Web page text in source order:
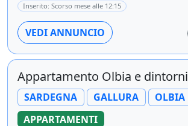
Inserito: Scorso mese alle 12:15
VEDI ANNUNCIO
Appartamento Olbia e dintorni
SARDEGNA GALLURA
OLBIA
APPARTAMENTI